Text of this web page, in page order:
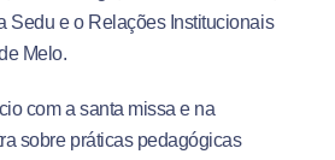
Sedu e o Relações Institucionais
Melo.
com a santa missa e na
sobre práticas pedagógicas